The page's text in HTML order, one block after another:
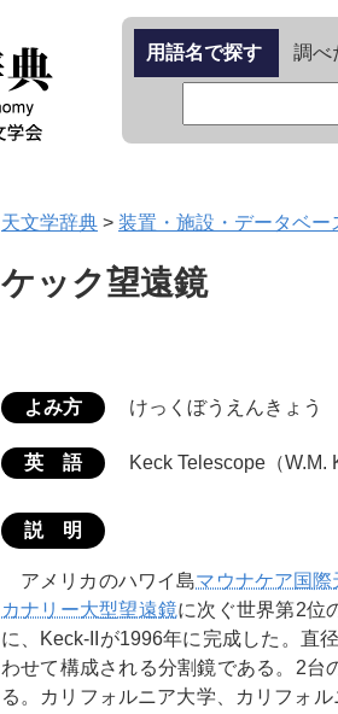
用語名で探す 調べ
天文学辞典 > 装置・施設・データベー
ケック望遠鏡
よみ方 けっくぼうえんきょう
英 語 Keck Telescope（W.M.
説 明
アメリカのハワイ島マウナケア国際
カナリー大型望遠鏡に次ぐ世界第2位
に、Keck-IIが1996年に完成した。直
わせて構成される分割鏡である。2台
る。カリフォルニア大学、カリフォ